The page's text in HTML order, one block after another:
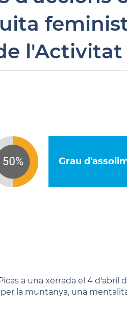
l'Activitat
Grau
a una xerrada el 4 d'abril
la muntanya, una